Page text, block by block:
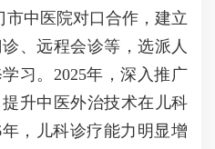
中医院对口合作，建立
、远程会诊等，选派人
习。2025年，深入推广
升中医外治技术在儿科
，儿科诊疗能力明显增